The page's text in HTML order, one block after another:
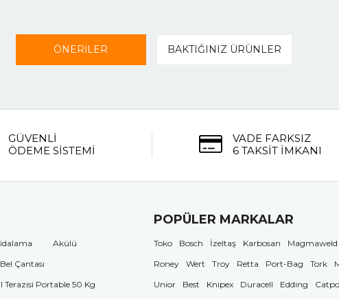
ÖNERİLER BAKTIĞINIZ ÜRÜNLER
GÜVENLİ
ÖDEME SİSTEMİ
VADE FARKSIZ
6 TAKSİT İMKANI
Akülü
Çantası
Terazisi Portable 50 Kg
POPÜLER MARKALAR
Toko Bosch İzeltaş Karbosan Magmaweld
Roney
Wert Troy Retta Port-Bag Tork
Unior
Best Knipex Duracell Edding